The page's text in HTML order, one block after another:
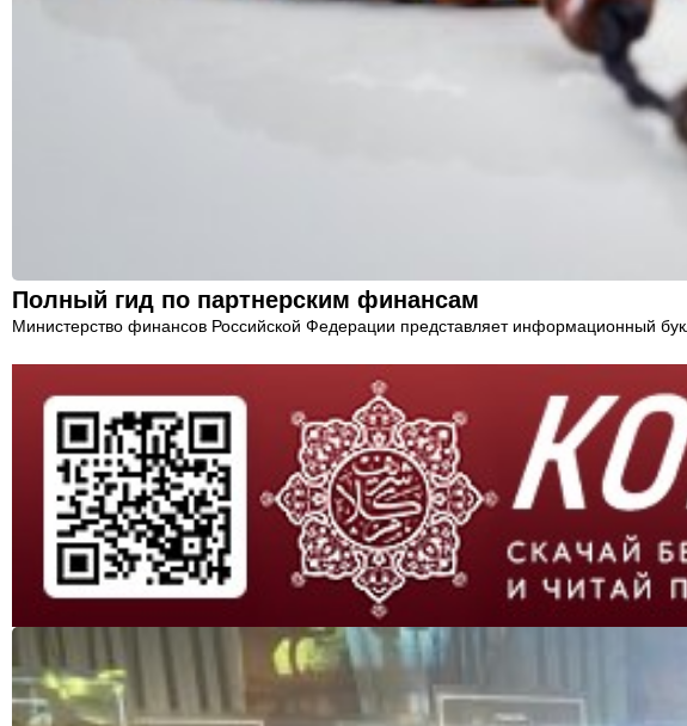
Полный гид по партнерским финансам
Министерство финансов Российской Федерации представляет информационный